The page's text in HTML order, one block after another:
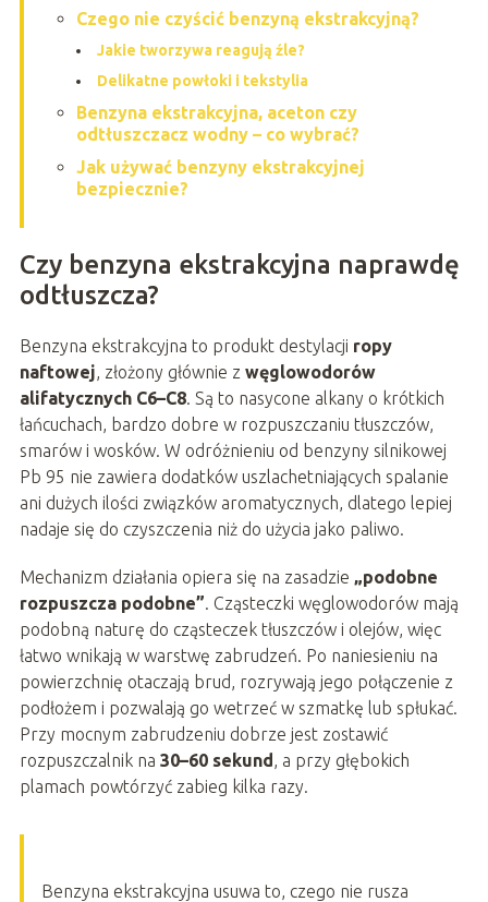
Czego nie czyścić benzyną ekstrakcyjną?
Jakie tworzywa reagują źle?
Delikatne powłoki i tekstylia
Benzyna ekstrakcyjna, aceton czy
odtłuszczacz wodny – co wybrać?
Jak używać benzyny ekstrakcyjnej
bezpiecznie?
Czy benzyna ekstrakcyjna naprawdę
odtłuszcza?
Benzyna ekstrakcyjna to produkt destylacji ropy
naftowej, złożony głównie z węglowodorów
alifatycznych C6–C8. Są to nasycone alkany o krótkich
łańcuchach, bardzo dobre w rozpuszczaniu tłuszczów,
smarów i wosków. W odróżnieniu od benzyny silnikowej
Pb 95 nie zawiera dodatków uszlachetniających spalanie
ani dużych ilości związków aromatycznych, dlatego lepiej
nadaje się do czyszczenia niż do użycia jako paliwo.
Mechanizm działania opiera się na zasadzie „podobne
rozpuszcza podobne”. Cząsteczki węglowodorów mają
podobną naturę do cząsteczek tłuszczów i olejów, więc
łatwo wnikają w warstwę zabrudzeń. Po naniesieniu na
powierzchnię otaczają brud, rozrywają jego połączenie z
podłożem i pozwalają go wetrzeć w szmatkę lub spłukać.
Przy mocnym zabrudzeniu dobrze jest zostawić
rozpuszczalnik na 30–60 sekund, a przy głębokich
plamach powtórzyć zabieg kilka razy.
Benzyna ekstrakcyjna usuwa to, czego nie rusza